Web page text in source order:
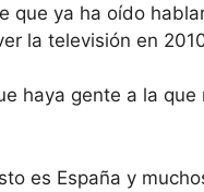
que ya ha oído
la televisión en
haya gente a la
es España y